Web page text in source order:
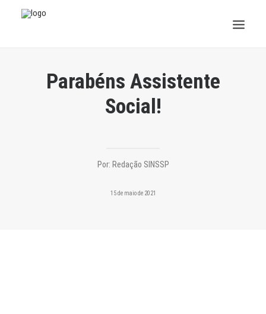
Parabéns Assistente
Social!
Por: Redação SINSSP
15 de maio de 2021